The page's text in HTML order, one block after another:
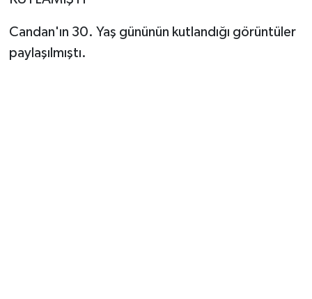
Candan'ın 30. Yaş gününün kutlandığı görüntüler
paylaşılmıştı.